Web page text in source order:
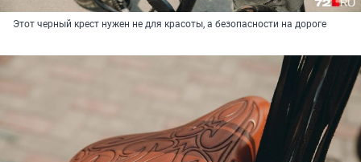
Этот черный крест нужен не для красоты, а безопасности на дороге